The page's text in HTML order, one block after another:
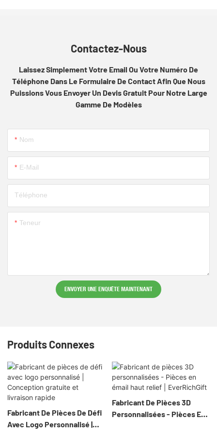
Contactez-Nous
Laissez Simplement Votre Email Ou Votre Numéro De
Téléphone Dans Le Formulaire De Contact Afin Que Nous
Puissions Vous Envoyer Un Devis Gratuit Pour Notre Large
Gamme De Modèles
Nom
E-Mail
Téléphone
Teneur
ENVOYER UNE ENQUÊTE MAINTENANT
Produits Connexes
Fabricant De Pièces De Défi
Avec Logo Personnalisé |
Fabricant De Pièces 3D
Personnalisées - Pièces En